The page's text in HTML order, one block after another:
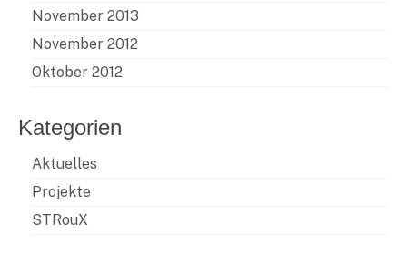
November 2013
November 2012
Oktober 2012
Kategorien
Aktuelles
Projekte
STRouX